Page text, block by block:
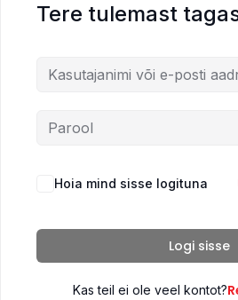
Tere tulemast
Hoia mind sisse logituna
Logi sisse
Kas teil ei ole veel kontot?